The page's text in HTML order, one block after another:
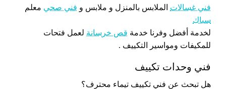
فني غسالات الملابس بالمنزل و ملابس و فني صحي معلم
سباك
لخدمة أفضل وفرنا خدمة قص خرسانة لعمل فتحات
للمكيفات ومواسير التكييف .
فني وحدات تكييف
هل تبحث عن فني تكييف تيماء محترف؟